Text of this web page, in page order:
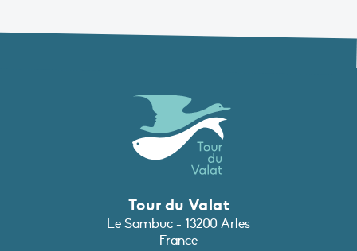
Tour du Valat
Le Sambuc - 13200 Arles
France